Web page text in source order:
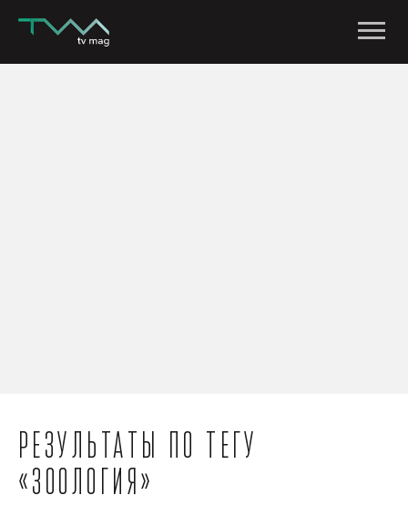
Результаты по тегу
«Зоология»